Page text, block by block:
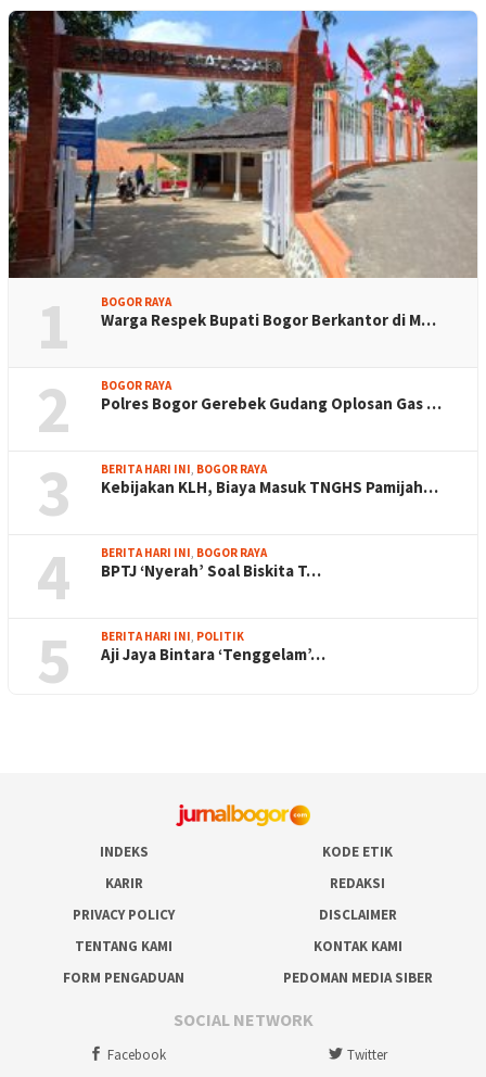
1 BOGOR RAYA
Warga Respek Bupati Bogor Berkantor di M…
2 BOGOR RAYA
Polres Bogor Gerebek Gudang Oplosan Gas …
3 BERITA HARI INI BOGOR RAYA
Kebijakan KLH, Biaya Masuk TNGHS Pamijah…
4 BERITA HARI INI BOGOR RAYA
BPTJ ‘Nyerah’ Soal Biskita T…
5 BERITA HARI INI POLITIK
Aji Jaya Bintara ‘Tenggelam’…
INDEKS
KODE ETIK
KARIR
REDAKSI
PRIVACY POLICY
DISCLAIMER
TENTANG KAMI
KONTAK KAMI
FORM PENGADUAN
PEDOMAN MEDIA SIBER
SOCIAL NETWORK
Facebook Twitter